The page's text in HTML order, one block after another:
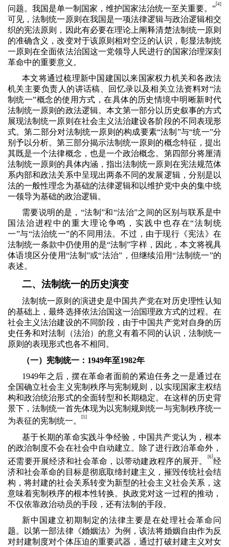
问题。我国是单一制国家，维护国家法治统一至关重要。”
[4]
可见，法制统一原则在我国是一项法律逻辑与政治逻辑相交
织的宪法原则，因此有必要在理论上阐释清楚法制统一原则
的准确含义，改变对于该原则相对空泛的认识，彰显法制统
一原则在全面依法治国这一党领导人民进行的国家治理深刻
革命中的重要意义。
本文将通过梳理新中国建国以来国家权力机关和各政法
机关主要负责人的讲话稿、回忆录以及相关立法资料对“法
制统一”概念的使用方式，在具体的历史情境中明晰新时代
法制统一原则的政法逻辑。本文第一部分以历史叙事的方式
展现法制统一原则在社会主义法治建设各阶段的不同表现形
式。第二部分对法制统一原则的构成要素“法制”与“统一”分
别予以分析。第三部分揭示法制统一原则的概念特征，提出
其既是一个法律概念，也是一个政治概念。第四部分将厘清
法制统一原则的具体内涵，指出法制统一原则在宪法规范体
系内部和政法关系中呈现出两条不同的发展逻辑，分别是以
法的一般性理念为基础的法律逻辑和以维护党中央的集中统
一领导为基础的政治逻辑。
需要说明的是，“法制”和“法治”之间的区别与联系是中
国法治进程中的重大理论争鸣，实践中也存在“法制统
一”与“法治统一”的不同用法。不过，由于现行《宪法》在
法制统一条款中仍使用的是“法制”字样，因此，本文将视具
体语境区分使用“法制”或“法治”，但继续沿用“法制统一”的
表述。
二、法制统一的历史演变
法制统一原则的演进史是中国共产党在对历史理性认知
的基础上，最终选择依法治国这一治国理政方式的过程。在
社会主义法治建设的不同阶段，由于中国共产党对自身的历
史任务和对法制（法治）的意义有着不同的认识，法制统一
原则的表现形式也各不相同。
（一）宪制统一： 1949年至1982年
1949年之后，摆在革命者面前的紧迫任务之一是通过在
全国确立社会主义宪制秩序与宪制规则，以实现国家主权结
构和政治统治形式的全面转型和长期稳定。在这样的历史背
景下，法制统一首先体现为以宪制规则统一与宪制秩序统一
为表征的宪制统一。
[5]
基于长期的革命实践斗争经验，中国共产党认为，根本
的政治制度不会在社会中自动建立。除了进行政治革命外，
还需要开展经济和社会革命，以带动建政程序的展开。
[6]
经
济和社会革命的目标是彻底取缔封建主义，摧毁传统社会结
构，将封建的社会关系转变为新型的社会主义社会关系，这
意味着宪制秩序的根本性转换。执政党对这一过程的推动，
不仅依靠政治动员的手段，还有法制的手段。
新中国建立初期制定的法律主要是在处理社会革命问
题。以第一部法律《婚姻法》为例，该法将婚姻自由作为反
对封建制度对个体压迫的重要武器，通过打破封建主义对女